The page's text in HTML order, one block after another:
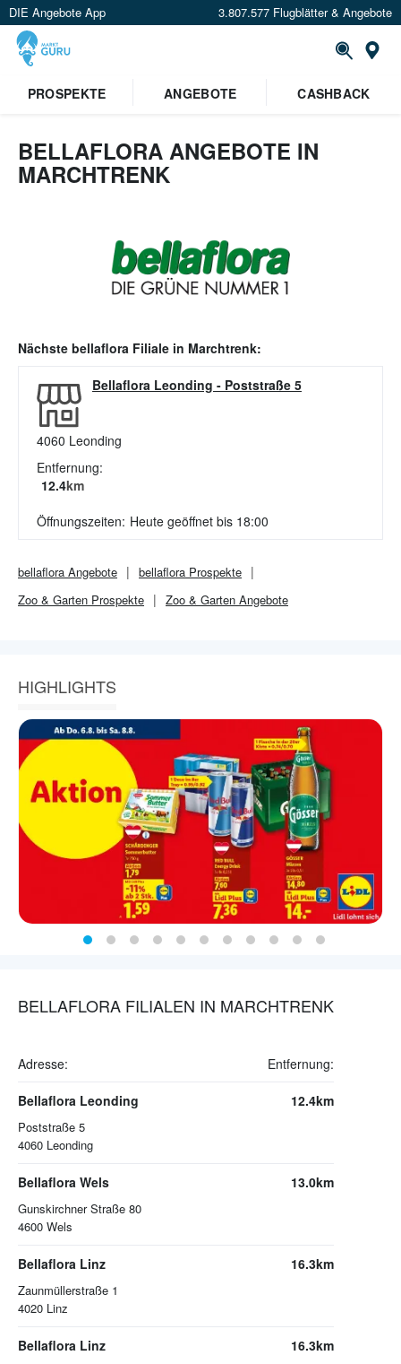
DIE Angebote App 3.807.577 Flugblätter & Angebote
PROSPEKTE
ANGEBOTE CASHBACK
BELLAFLORA ANGEBOTE IN
MARCHTRENK
Nächste bellaflora Filiale in Marchtrenk:
Bellaflora Leonding - Poststraße 5
4060 Leonding
Entfernung:
12.4km
Öffnungszeiten: Heute geöffnet bis 18:00
bellaflora Angebote bellaflora Prospekte
Zoo & Garten Prospekte Zoo & Garten Angebote
HIGHLIGHTS
BELLAFLORA FILIALEN IN MARCHTRENK
Adresse: Entfernung:
Bellaflora Leonding
Poststraße 5
4060 Leonding
12.4km
Bellaflora Wels
Gunskirchner Straße 80
4600 Wels
13.0km
Bellaflora Linz
Zaunmüllerstraße 1
4020 Linz
16.3km
Bellaflora Linz 16.3km